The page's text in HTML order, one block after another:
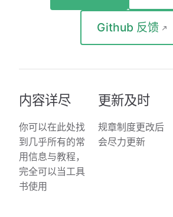
Github 反馈
内容详尽
你可以在此处找
到几乎所有的常
用信息与教程，
完全可以当工具
书使用
更新及时
规章制度更改后
会尽力更新